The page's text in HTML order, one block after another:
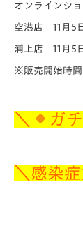
オンラインシ
空港店 11月5
浦上店 11月5
※販売開始時間
＼ ガ
＼感染